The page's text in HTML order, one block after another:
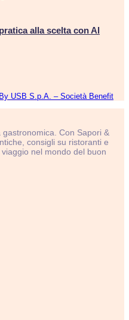
alla scelta con Al
USB S.p.A. – Società Benefit
Con Sapori &
consigli su ristoranti e
nel mondo del buon